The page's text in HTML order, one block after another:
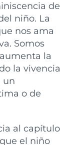
de
niño. La
nos ama
Somos
la
la vivencia
un
o de
al capítulo
el niño